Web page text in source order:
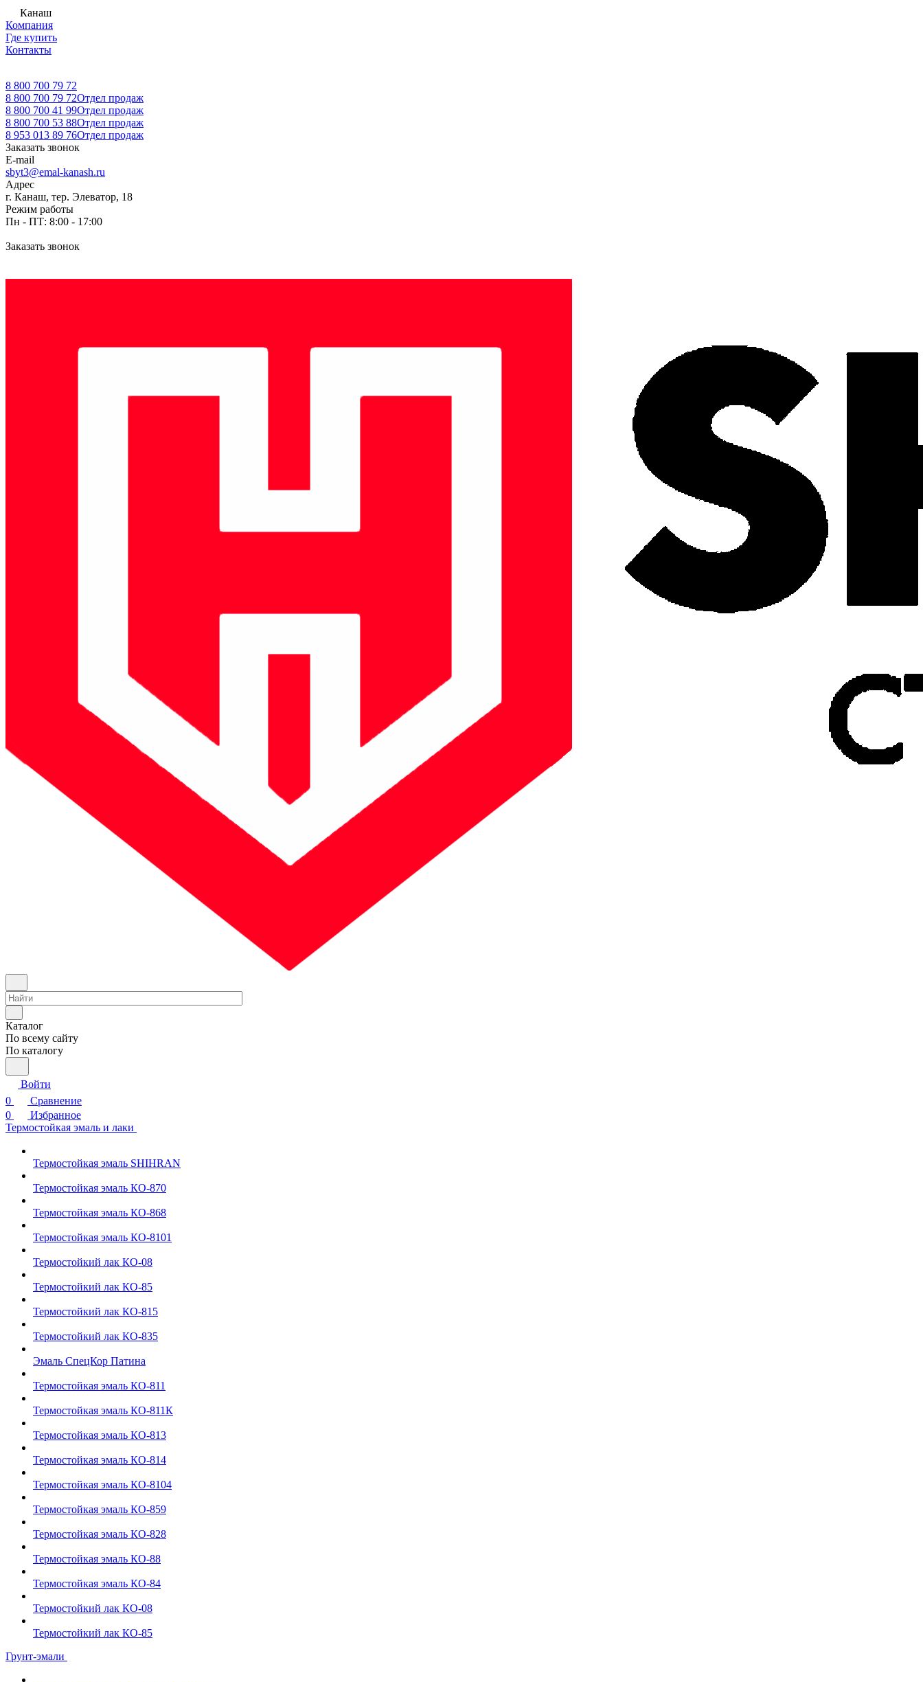
Канаш
Компания
Где купить
Контакты
8 800 700 79 72
8 800 700 79 72Отдел продаж
8 800 700 41 99Отдел продаж
8 800 700 53 88Отдел продаж
8 953 013 89 76Отдел продаж
Заказать звонок
E-mail
sbyt3@emal-kanash.ru
Адрес
г. Канаш, тер. Элеватор, 18
Режим работы
Пн - ПТ: 8:00 - 17:00
Заказать звонок
Каталог
По всему сайту
По каталогу
Войти
0
Сравнение
0
Избранное
Термостойкая эмаль и лаки
Термостойкая эмаль SHIHRAN
Термостойкая эмаль КО-870
Термостойкая эмаль КО-868
Термостойкая эмаль КО-8101
Термостойкий лак КО-08
Термостойкий лак КО-85
Термостойкий лак КО-815
Термостойкий лак КО-835
Эмаль СпецКор Патина
Термостойкая эмаль КО-811
Термостойкая эмаль КО-811К
Термостойкая эмаль КО-813
Термостойкая эмаль КО-814
Термостойкая эмаль КО-8104
Термостойкая эмаль КО-859
Термостойкая эмаль КО-828
Термостойкая эмаль КО-88
Термостойкая эмаль КО-84
Термостойкий лак КО-08
Термостойкий лак КО-85
Грунт-эмали